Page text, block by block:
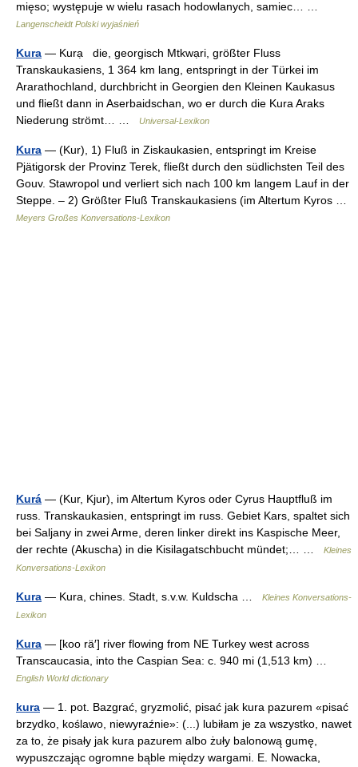
mięso; występuje w wielu rasach hodowlanych, samiec… …
Langenscheidt Polski wyjaśnień
Kura — Kurạ die, georgisch Mtkwạri, größter Fluss
Transkaukasiens, 1 364 km lang, entspringt in der Türkei im
Ararathochland, durchbricht in Georgien den Kleinen Kaukasus
und fließt dann in Aserbaidschan, wo er durch die Kura Araks
Niederung strömt… …
Universal-Lexikon
Kura — (Kur), 1) Fluß in Ziskaukasien, entspringt im Kreise
Pjätigorsk der Provinz Terek, fließt durch den südlichsten Teil des
Gouv. Stawropol und verliert sich nach 100 km langem Lauf in der
Steppe. – 2) Größter Fluß Transkaukasiens (im Altertum Kyros …
Meyers Großes Konversations-Lexikon
Kurá — (Kur, Kjur), im Altertum Kyros oder Cyrus Hauptfluß im
russ. Transkaukasien, entspringt im russ. Gebiet Kars, spaltet sich
bei Saljany in zwei Arme, deren linker direkt ins Kaspische Meer,
der rechte (Akuscha) in die Kisilagatschbucht mündet;… …
Kleines
Konversations-Lexikon
Kura — Kura, chines. Stadt, s.v.w. Kuldscha …
Kleines Konversations-
Lexikon
Kura — [koo rä′] river flowing from NE Turkey west across
Transcaucasia, into the Caspian Sea: c. 940 mi (1,513 km) …
English World dictionary
kura — 1. pot. Bazgrać, gryzmolić, pisać jak kura pazurem «pisać
brzydko, koślawo, niewyraźnie»: (...) lubiłam je za wszystko, nawet
za to, że pisały jak kura pazurem albo żuły balonową gumę,
wypuszczając ogromne bąble między wargami. E. Nowacka,